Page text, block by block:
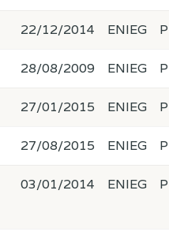
22/12/2014 ENIEG
28/08/2009 ENIEG
27/01/2015 ENIEG
27/08/2015 ENIEG
03/01/2014 ENIEG